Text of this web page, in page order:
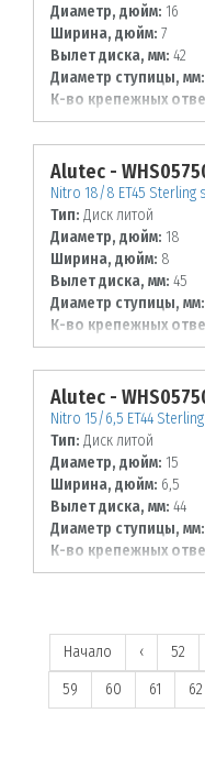
Диаметр, дюйм: 16
Ширина, дюйм: 7
Вылет диска, мм: 42
Диаметр ступицы, мм:
К-во крепежных
Диаметр располож.
114,3
Alutec -
Nitro 18/8 ET45 Sterling
Тип: Диск литой
Диаметр, дюйм: 18
Ширина, дюйм: 8
Вылет диска, мм: 45
Диаметр ступицы, мм:
К-во крепежных
Диаметр располож.
112
Alutec -
Nitro 15/6,5 ET44
Тип: Диск литой
Диаметр, дюйм: 15
Ширина, дюйм: 6,5
Вылет диска, мм: 44
Диаметр ступицы, мм:
К-во крепежных
Диаметр располож.
Начало ‹ 52
59
60 61 62